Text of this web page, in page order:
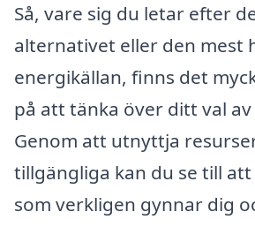
Så, vare sig du letar efter
alternativet eller den mest
energikällan, finns det
på att tänka över ditt val
Genom att utnyttja
tillgängliga kan du se till
som verkligen gynnar dig